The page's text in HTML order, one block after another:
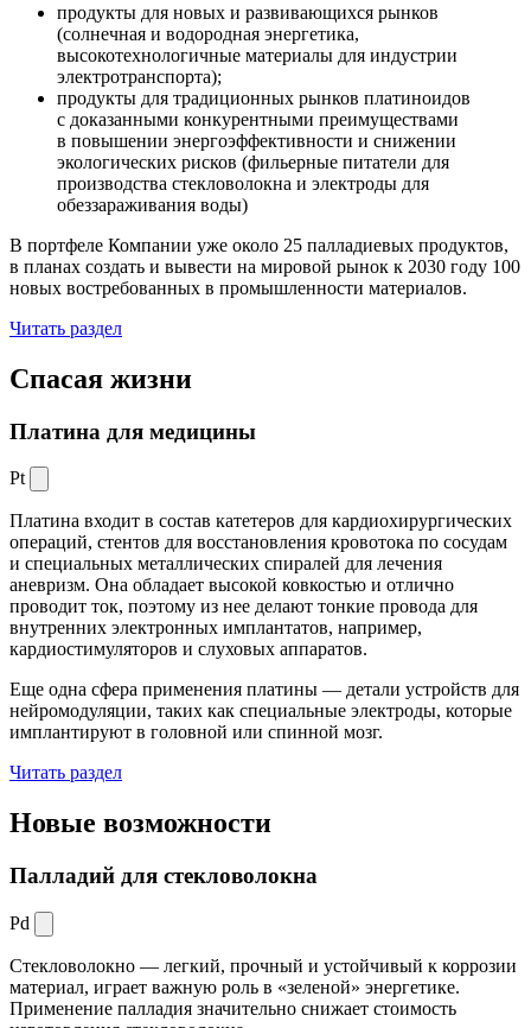
продукты для новых и развивающихся рынков
(солнечная и водородная энергетика,
высокотехнологичные материалы для индустрии
электротранспорта);
продукты для традиционных рынков платиноидов
с доказанными конкурентными преимуществами
в повышении энергоэффективности и снижении
экологических рисков (фильерные питатели для
производства стекловолокна и электроды для
обеззараживания воды)
В портфеле Компании уже около 25 палладиевых продуктов,
в планах создать и вывести на мировой рынок к 2030 году 100
новых востребованных в промышленности материалов.
Читать раздел
Спасая жизни
Платина для медицины
Pt
Платина входит в состав катетеров для кардиохирургических
операций, стентов для восстановления кровотока по сосудам
и специальных металлических спиралей для лечения
аневризм. Она обладает высокой ковкостью и отлично
проводит ток, поэтому из нее делают тонкие провода для
внутренних электронных имплантатов, например,
кардиостимуляторов и слуховых аппаратов.
Еще одна сфера применения платины — детали устройств для
нейромодуляции, таких как специальные электроды, которые
имплантируют в головной или спинной мозг.
Читать раздел
Новые возможности
Палладий для стекловолокна
Pd
Стекловолокно — легкий, прочный и устойчивый к коррозии
материал, играет важную роль в «зеленой» энергетике.
Применение палладия значительно снижает стоимость